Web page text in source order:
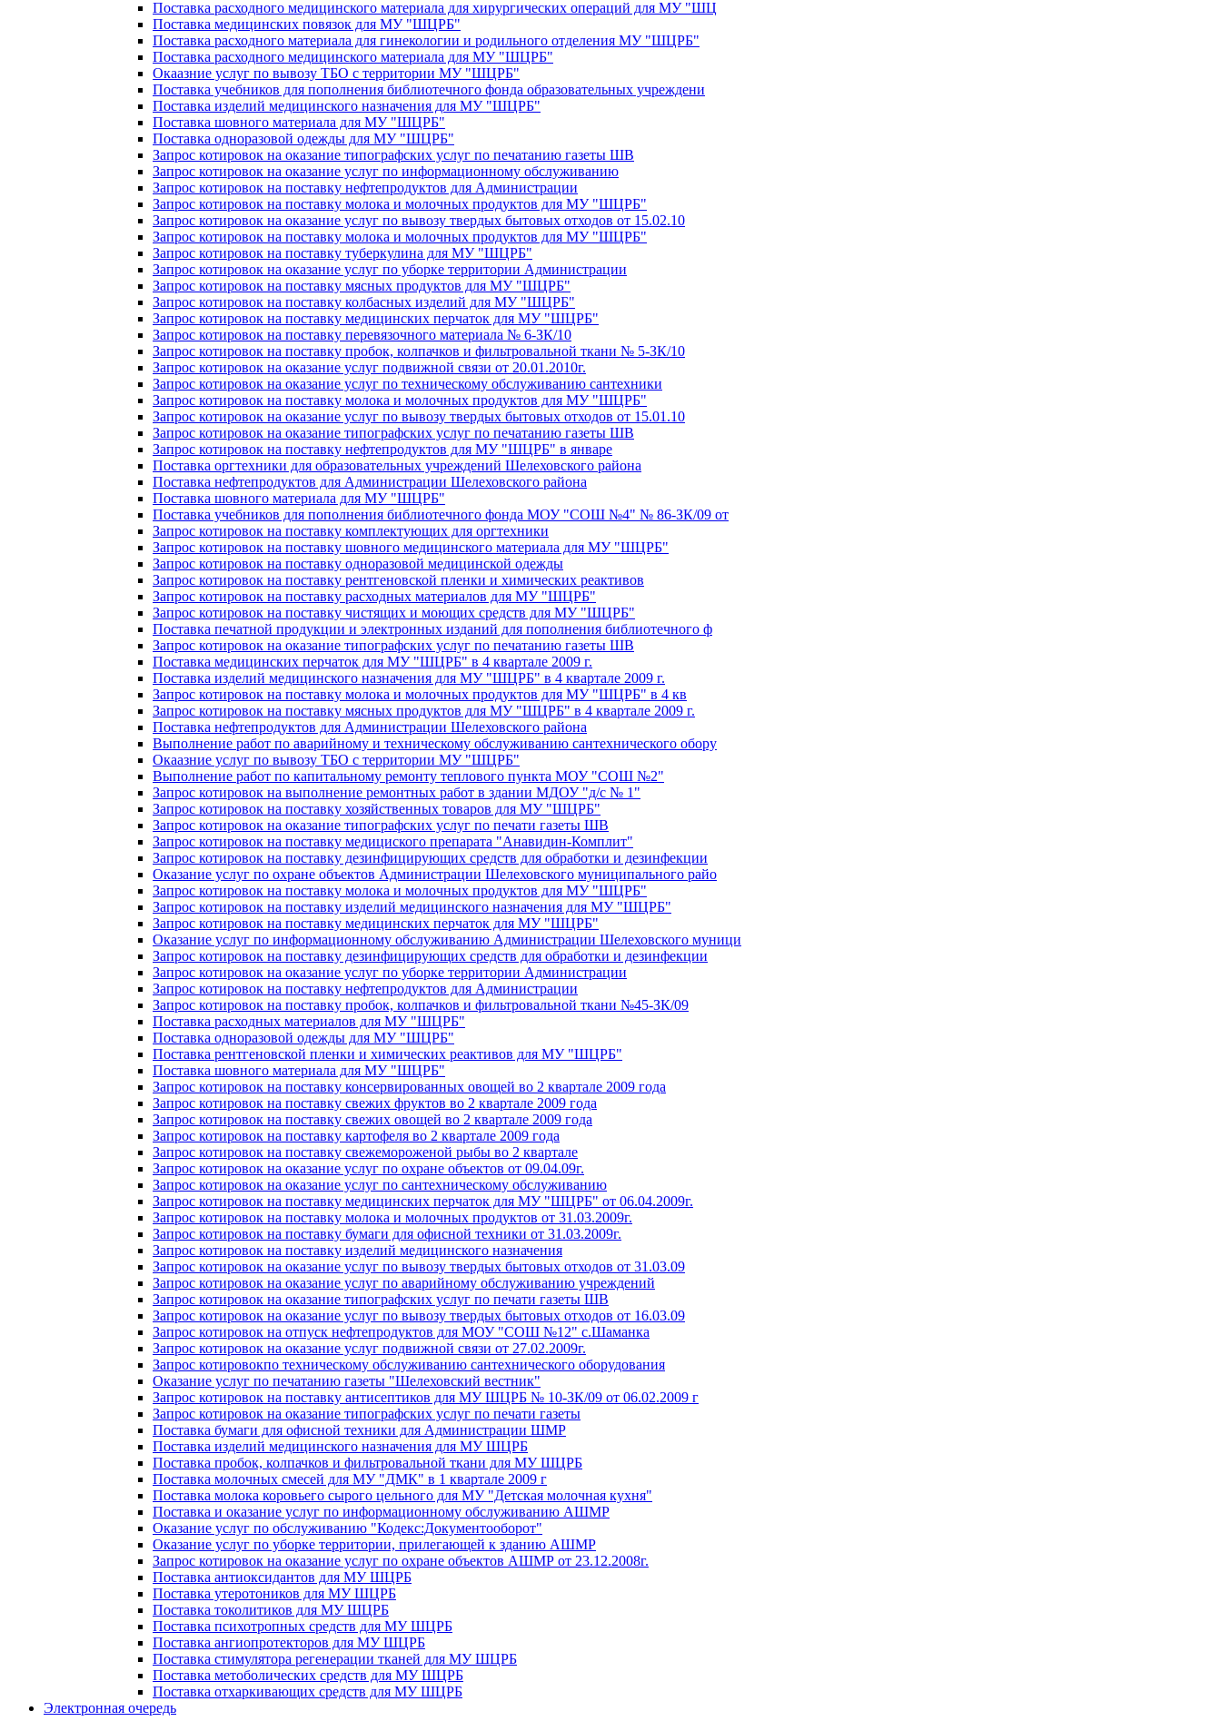
Поставка расходного медицинского материала для хирургических операций для МУ "ШЦ
Поставка медицинских повязок для МУ "ШЦРБ"
Поставка расходного материала для гинекологии и родильного отделения МУ "ШЦРБ"
Поставка расходного медицинского материала для МУ "ШЦРБ"
Окаазние услуг по вывозу ТБО с территории МУ "ШЦРБ"
Поставка учебников для пополнения библиотечного фонда образовательных учреждени
Поставка изделий медицинского назначения для МУ "ШЦРБ"
Поставка шовного материала для МУ "ШЦРБ"
Поставка одноразовой одежды для МУ "ШЦРБ"
Запрос котировок на оказание типографских услуг по печатанию газеты ШВ
Запрос котировок на оказание услуг по информационному обслуживанию
Запрос котировок на поставку нефтепродуктов для Администрации
Запрос котировок на поставку молока и молочных продуктов для МУ "ШЦРБ"
Запрос котировок на оказание услуг по вывозу твердых бытовых отходов от 15.02.10
Запрос котировок на поставку молока и молочных продуктов для МУ "ШЦРБ"
Запрос котировок на поставку туберкулина для МУ "ШЦРБ"
Запрос котировок на оказание услуг по уборке территории Администрации
Запрос котировок на поставку мясных продуктов для МУ "ШЦРБ"
Запрос котировок на поставку колбасных изделий для МУ "ШЦРБ"
Запрос котировок на поставку медицинских перчаток для МУ "ШЦРБ"
Запрос котировок на поставку перевязочного материала № 6-ЗК/10
Запрос котировок на поставку пробок, колпачков и фильтровальной ткани № 5-ЗК/10
Запрос котировок на оказание услуг подвижной связи от 20.01.2010г.
Запрос котировок на оказание услуг по техническому обслуживанию сантехники
Запрос котировок на поставку молока и молочных продуктов для МУ "ШЦРБ"
Запрос котировок на оказание услуг по вывозу твердых бытовых отходов от 15.01.10
Запрос котировок на оказание типографских услуг по печатанию газеты ШВ
Запрос котировок на поставку нефтепродуктов для МУ "ШЦРБ" в январе
Поставка оргтехники для образовательных учреждений Шелеховского района
Поставка нефтепродуктов для Администрации Шелеховского района
Поставка шовного материала для МУ "ШЦРБ"
Поставка учебников для пополнения библиотечного фонда МОУ "СОШ №4" № 86-ЗК/09 от
Запрос котировок на поставку комплектующих для оргтехники
Запрос котировок на поставку шовного медицинского материала для МУ "ШЦРБ"
Запрос котировок на поставку одноразовой медицинской одежды
Запрос котировок на поставку рентгеновской пленки и химических реактивов
Запрос котировок на поставку расходных материалов для МУ "ШЦРБ"
Запрос котировок на поставку чистящих и моющих средств для МУ "ШЦРБ"
Поставка печатной продукции и электронных изданий для пополнения библиотечного ф
Запрос котировок на оказание типографских услуг по печатанию газеты ШВ
Поставка медицинских перчаток для МУ "ШЦРБ" в 4 квартале 2009 г.
Поставка изделий медицинского назначения для МУ "ШЦРБ" в 4 квартале 2009 г.
Запрос котировок на поставку молока и молочных продуктов для МУ "ШЦРБ" в 4 кв
Запрос котировок на поставку мясных продуктов для МУ "ШЦРБ" в 4 квартале 2009 г.
Поставка нефтепродуктов для Администрации Шелеховского района
Выполнение работ по аварийному и техническому обслуживанию сантехнического обору
Окаазние услуг по вывозу ТБО с территории МУ "ШЦРБ"
Выполнение работ по капитальному ремонту теплового пункта МОУ "СОШ №2"
Запрос котировок на выполнение ремонтных работ в здании МДОУ "д/с № 1"
Запрос котировок на поставку хозяйственных товаров для МУ "ШЦРБ"
Запрос котировок на оказание типографских услуг по печати газеты ШВ
Запрос котировок на поставку медициского препарата "Анавидин-Комплит"
Запрос котировок на поставку дезинфицирующих средств для обработки и дезинфекции
Оказание услуг по охране объектов Администрации Шелеховского муниципального райо
Запрос котировок на поставку молока и молочных продуктов для МУ "ШЦРБ"
Запрос котировок на поставку изделий медицинского назначения для МУ "ШЦРБ"
Запрос котировок на поставку медицинских перчаток для МУ "ШЦРБ"
Оказание услуг по информационному обслуживанию Администрации Шелеховского муници
Запрос котировок на поставку дезинфицирующих средств для обработки и дезинфекции
Запрос котировок на оказание услуг по уборке территории Администрации
Запрос котировок на поставку нефтепродуктов для Администрации
Запрос котировок на поставку пробок, колпачков и фильтровальной ткани №45-ЗК/09
Поставка расходных материалов для МУ "ШЦРБ"
Поставка одноразовой одежды для МУ "ШЦРБ"
Поставка рентгеновской пленки и химических реактивов для МУ "ШЦРБ"
Поставка шовного материала для МУ "ШЦРБ"
Запрос котировок на поставку консервированных овощей во 2 квартале 2009 года
Запрос котировок на поставку свежих фруктов во 2 квартале 2009 года
Запрос котировок на поставку свежих овощей во 2 квартале 2009 года
Запрос котировок на поставку картофеля во 2 квартале 2009 года
Запрос котировок на поставку свежемороженой рыбы во 2 квартале
Запрос котировок на оказание услуг по охране объектов от 09.04.09г.
Запрос котировок на оказание услуг по сантехническому обслуживанию
Запрос котировок на поставку медицинских перчаток для МУ "ШЦРБ" от 06.04.2009г.
Запрос котировок на поставку молока и молочных продуктов от 31.03.2009г.
Запрос котировок на поставку бумаги для офисной техники от 31.03.2009г.
Запрос котировок на поставку изделий медицинского назначения
Запрос котировок на оказание услуг по вывозу твердых бытовых отходов от 31.03.09
Запрос котировок на оказание услуг по аварийному обслуживанию учреждений
Запрос котировок на оказание типографских услуг по печати газеты ШВ
Запрос котировок на оказание услуг по вывозу твердых бытовых отходов от 16.03.09
Запрос котировок на отпуск нефтепродуктов для МОУ "СОШ №12" с.Шаманка
Запрос котировок на оказание услуг подвижной связи от 27.02.2009г.
Запрос котировокпо техническому обслуживанию сантехнического оборудования
Оказание услуг по печатанию газеты "Шелеховский вестник"
Запрос котировок на поставку антисептиков для МУ ШЦРБ № 10-ЗК/09 от 06.02.2009 г
Запрос котировок на оказание типографских услуг по печати газеты
Поставка бумаги для офисной техники для Администрации ШМР
Поставка изделий медицинского назначения для МУ ШЦРБ
Поставка пробок, колпачков и фильтровальной ткани для МУ ШЦРБ
Поставка молочных смесей для МУ "ДМК" в 1 квартале 2009 г
Поставка молока коровьего сырого цельного для МУ "Детская молочная кухня"
Поставка и оказание услуг по информационному обслуживанию АШМР
Оказание услуг по обслуживанию "Кодекс:Документооборот"
Оказание услуг по уборке территории, прилегающей к зданию АШМР
Запрос котировок на оказание услуг по охране объектов АШМР от 23.12.2008г.
Поставка антиоксидантов для МУ ШЦРБ
Поставка утеротоников для МУ ШЦРБ
Поставка токолитиков для МУ ШЦРБ
Поставка психотропных средств для МУ ШЦРБ
Поставка ангиопротекторов для МУ ШЦРБ
Поставка стимулятора регенерации тканей для МУ ШЦРБ
Поставка метоболических средств для МУ ШЦРБ
Поставка отхаркивающих средств для МУ ШЦРБ
Электронная очередь